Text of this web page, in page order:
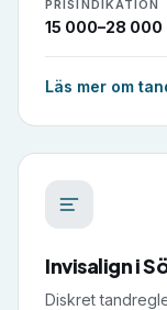
PRISINDIKATION
15 000–28
Läs mer om
Invisaligni
Diskret